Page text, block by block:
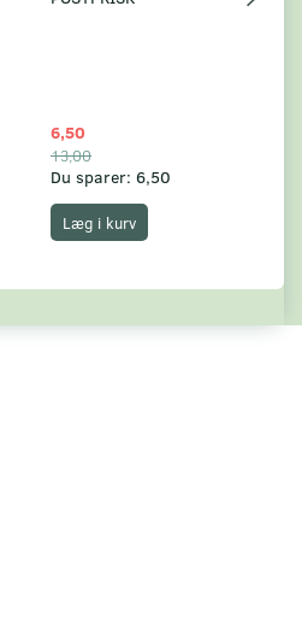
6,50
13,00
Du sparer: 6,50
Læg i kurv